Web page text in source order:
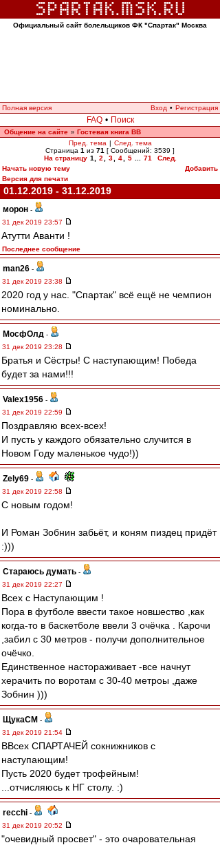
Официальный сайт болельщиков ФК "Спартак" Москва
Полная версия Вход • Регистрация
FAQ • Поиск
Общение на сайте » Гостевая книга ВВ
Пред. тема | След. тема
Страница 1 из 71 [ Сообщений: 3539 ]
На страницу 1 2 3 4 5 71
След.
Начать новую тему
Добавить
Версия для печати
01.12.2019 - 31.12.2019
морон -
31 дек 2019 23:57
Атутти Аванти !
Последнее сообщение
man26 -
31 дек 2019 23:38
2020 год у нас. "Спартак" всё ещё не чемпион
номинально.
МосфОлд -
31 дек 2019 23:28
Братья и Сёстры! С наступающим! Победа
будет за нами!!!
Valex1956 -
31 дек 2019 22:59
Поздравляю всех-всех!
И пусть у каждого обязательно случится в
Новом Году маленькое чудо!))
Zely69 -
31 дек 2019 22:58
С новым годом!
И Роман Зобнин забьёт, и коням пиздец придёт
:)))
Стараюсь думать -
31 дек 2019 22:27
Всех с Наступающим !
Пора в футболе ввести такое новшество ,как
когда-то в баскетболе ввели 3 очёчка . Карочи
,забил с 30 метров - получи дополнительное
очёчко.
Единственное настораживает -все начнут
херачить по воротам с 30-40 метроы ,даже
Зобнин )))
ЩукаСМ -
31 дек 2019 21:54
ВВсех СПАРТАЧЕЙ сокнижников с
наступающим!
Пусть 2020 будет трофейным!
...отчисляюсь к НГ столу. :)
recchi -
31 дек 2019 20:52
"очевидный просвет" - это очаровательная